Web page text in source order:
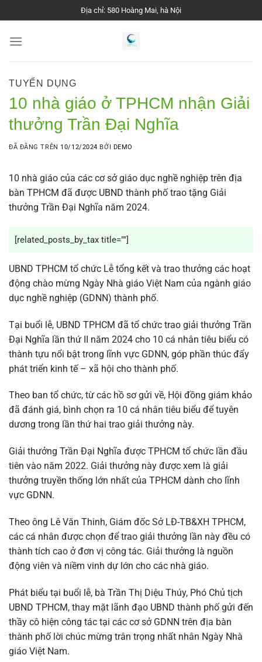
đến
nội
Địa chỉ: 580 Hoàng Mai, hà Nội
TUYỂN DỤNG
10 nhà giáo ở TPHCM nhận Giải
thưởng Trần Đại Nghĩa
ĐÃ ĐĂNG TRÊN 10/12/2024 BỞI DEMO
10 nhà giáo của các cơ sở giáo dục nghề nghiệp trên địa
bàn TPHCM đã được UBND thành phố trao tặng Giải
thưởng Trần Đại Nghĩa năm 2024.
[related_posts_by_tax title=""]
UBND TPHCM tổ chức Lễ tổng kết và trao thưởng các hoạt
động chào mừng Ngày Nhà giáo Việt Nam của ngành giáo
dục nghề nghiệp (GDNN) thành phố.
Tại buổi lễ, UBND TPHCM đã tổ chức trao giải thưởng Trần
Đại Nghĩa lần thứ II năm 2024 cho 10 cá nhân tiêu biểu có
thành tựu nổi bật trong lĩnh vực GDNN, góp phần thúc đẩy
phát triển kinh tế – xã hội cho thành phố.
Theo ban tổ chức, từ các hồ sơ gửi về, Hội đồng giám khảo
đã đánh giá, bình chọn ra 10 cá nhân tiêu biểu để tuyên
dương trong lần thứ hai trao giải thưởng này.
Giải thưởng Trần Đại Nghĩa được TPHCM tổ chức lần đầu
tiên vào năm 2022. Giải thưởng này được xem là giải
thưởng truyền thống lớn nhất của TPHCM dành cho lĩnh
vực GDNN.
Theo ông Lê Văn Thinh, Giám đốc Sở LĐ-TB&XH TPHCM,
các cá nhân được chọn để trao giải thưởng lần này đều có
thành tích cao ở đơn vị công tác. Giải thưởng là nguồn
động viên và niềm vinh dự lớn cho các nhà giáo.
Phát biểu tại buổi lễ, bà Trần Thị Diệu Thúy, Phó Chủ tịch
UBND TPHCM, thay mặt lãnh đạo UBND thành phố gửi đến
thầy cô hiện công tác tại các cơ sở GDNN trên địa bàn
thành phố lời chúc mừng trân trọng nhất nhân Ngày Nhà
giáo Việt Nam.